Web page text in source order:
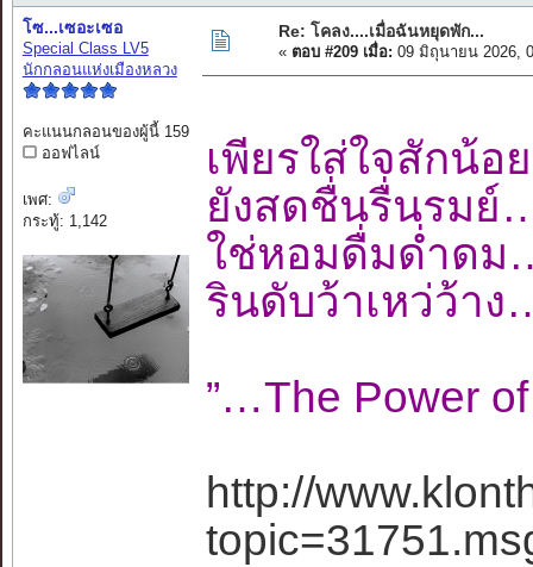
โซ...เซอะเซอ
Special Class LV5
นักกลอนแห่งเมืองหลวง
คะแนนกลอนของผู้นี้ 159
ออฟไลน์
เพศ:
กระทู้: 1,142
Re: โคลง....เมื่อฉันหยุดพัก...
« ตอบ #209 เมื่อ: 09 มิถุนายน 2026,
เพียรใส่ใจสัก
ยังสดชื่นรื่นรม
ใช่หอมดื่มด่ำด
รินดับว้าเหว่ว้
”…The Power
http://